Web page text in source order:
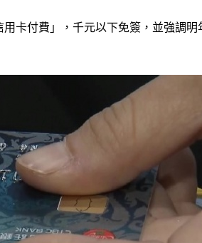
卡付費」，千元以下免簽，並強調